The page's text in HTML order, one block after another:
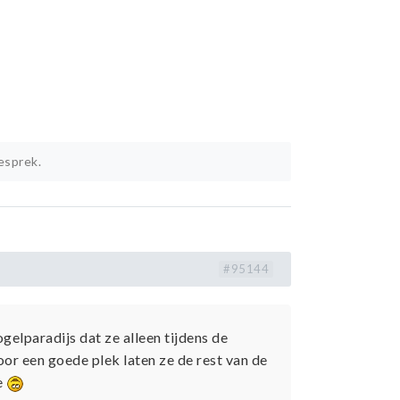
#95144
dat ze alleen tijdens de
een goede plek laten ze de rest van de